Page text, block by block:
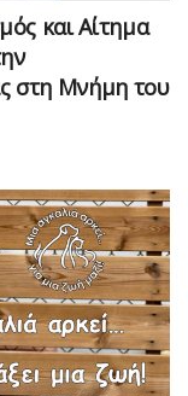
και Αίτημα
στη Μνήμη του